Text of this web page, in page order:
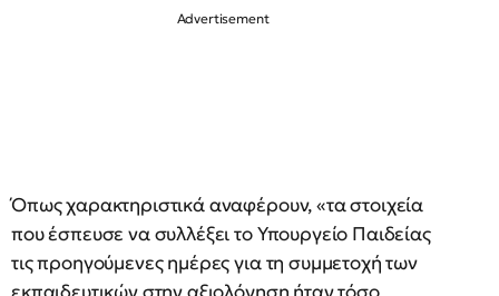
Όπως χαρακτηριστικά αναφέρουν, «τα στοιχεία
που έσπευσε να συλλέξει το Υπουργείο Παιδείας
τις προηγούμενες ημέρες για τη συμμετοχή των